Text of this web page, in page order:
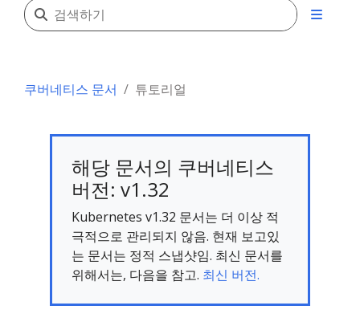
쿠버네티스 문서 튜토리얼
해당 문서의 쿠버네티스
버전: v1.32
Kubernetes v1.32 문서는 더 이상 적
극적으로 관리되지 않음. 현재 보고있
는 문서는 정적 스냅샷임. 최신 문서를
위해서는, 다음을 참고. 최신 버전.